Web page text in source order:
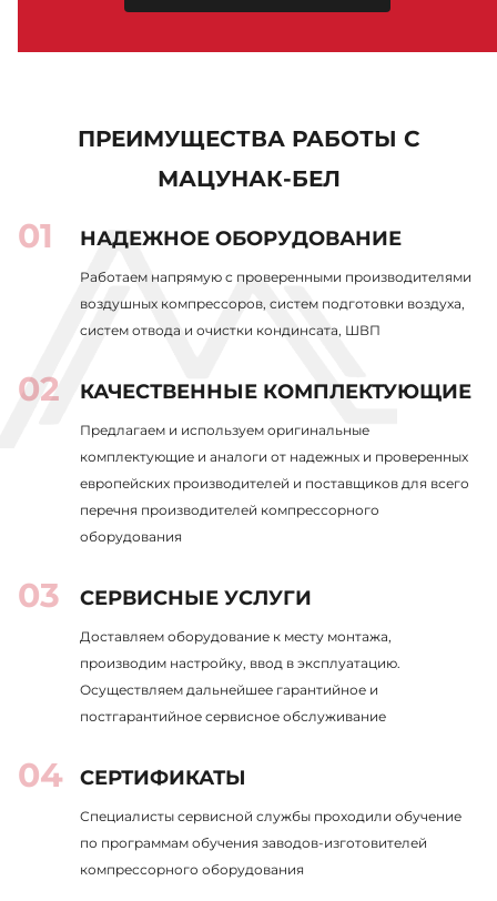
ПРЕИМУЩЕСТВА РАБОТЫ С
МАЦУНАК-БЕЛ
НАДЕЖНОЕ ОБОРУДОВАНИЕ
Работаем напрямую с проверенными производителями
воздушных компрессоров, систем подготовки воздуха,
систем отвода и очистки кондинсата, ШВП
КАЧЕСТВЕННЫЕ КОМПЛЕКТУЮЩИЕ
Предлагаем и используем оригинальные
комплектующие и аналоги от надежных и проверенных
европейских производителей и поставщиков для всего
перечня производителей компрессорного
оборудования
СЕРВИСНЫЕ УСЛУГИ
Доставляем оборудование к месту монтажа,
производим настройку, ввод в эксплуатацию.
Осуществляем дальнейшее гарантийное и
постгарантийное сервисное обслуживание
СЕРТИФИКАТЫ
Специалисты сервисной службы проходили обучение
по программам обучения заводов-изготовителей
компрессорного оборудования